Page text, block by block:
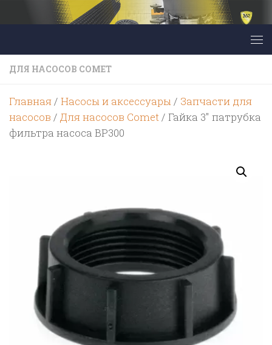
Перейти к содержимому
ДЛЯ НАСОСОВ COMET
Главная/ Насосы и аксессуары/ Запчасти для
насосов / Для насосов Comet/ Гайка 3″ патрубка
фильтра насоса BP300